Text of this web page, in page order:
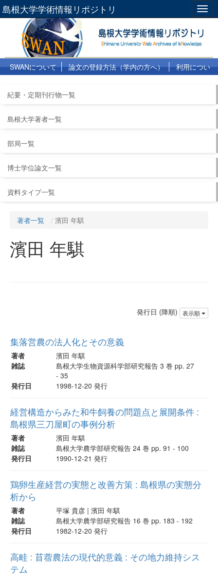
島根大学学術情報リポジトリ
SWANについて 論文の登録方法（学内の方へ）
利用につい
紀要・定期刊行物一覧
島根大学著者一覧
部局一覧
博士学位論文一覧
資料タイプ一覧
著者一覧 濱田 年騏
濱田 年騏
発行日 (降順) 表示順
集落営農の法人化とその意義
著者
濱田 年騏
雑誌
島根大学生物資源科学部研究報告 3 巻 pp. 27
- 35
発行日
1998-12-20 発行
経営構造からみた和牛飼養の問題点と展開条件 :
島根県三刀屋町の事例分析
著者
濱田 年騏
雑誌
島根大学農学部研究報告 24 巻 pp. 91 - 100
発行日
1990-12-21 発行
鶏卵生産経営の実態と改善方策 : 島根県の実態分
析から
著者
平塚 貴彦 | 濱田 年騏
雑誌
島根大学農学部研究報告 16 巻 pp. 183 - 192
発行日
1982-12-20 発行
高畦 : 苜蓿農法の現代的意義 : その地力維持シス
テム